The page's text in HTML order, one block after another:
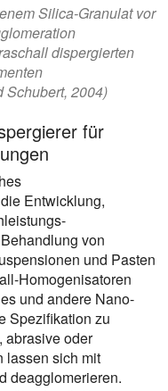
Silica-Granulat vor
dispergierten
Schubert, 2004)
für
Entwicklung,
von
und Pasten
Homogenisatoren
und andere Nano-
Spezifikation zu
abrasive oder
lassen sich mit
deagglomerieren.